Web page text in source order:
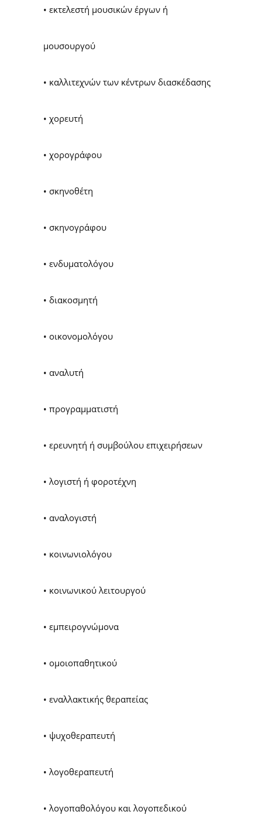
• εκτελεστή μουσικών έργων ή
μουσουργού
• καλλιτεχνών των κέντρων διασκέδασης
• χορευτή
• χορογράφου
• σκηνοθέτη
• σκηνογράφου
• ενδυματολόγου
• διακοσμητή
• οικονομολόγου
• αναλυτή
• προγραμματιστή
• ερευνητή ή συμβούλου επιχειρήσεων
• λογιστή ή φοροτέχνη
• αναλογιστή
• κοινωνιολόγου
• κοινωνικού λειτουργού
• εμπειρογνώμονα
• ομοιοπαθητικού
• εναλλακτικής θεραπείας
• ψυχοθεραπευτή
• λογοθεραπευτή
• λογοπαθολόγου και λογοπεδικού